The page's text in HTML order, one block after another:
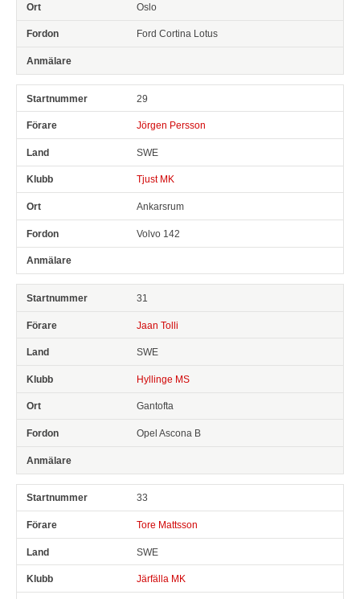
Oslo
Ford Cortina Lotus
29
Jörgen Persson
SWE
Tjust MK
Ankarsrum
Volvo 142
31
Jaan Tolli
SWE
Hyllinge MS
Gantofta
Opel Ascona B
33
Tore Mattsson
SWE
Järfälla MK